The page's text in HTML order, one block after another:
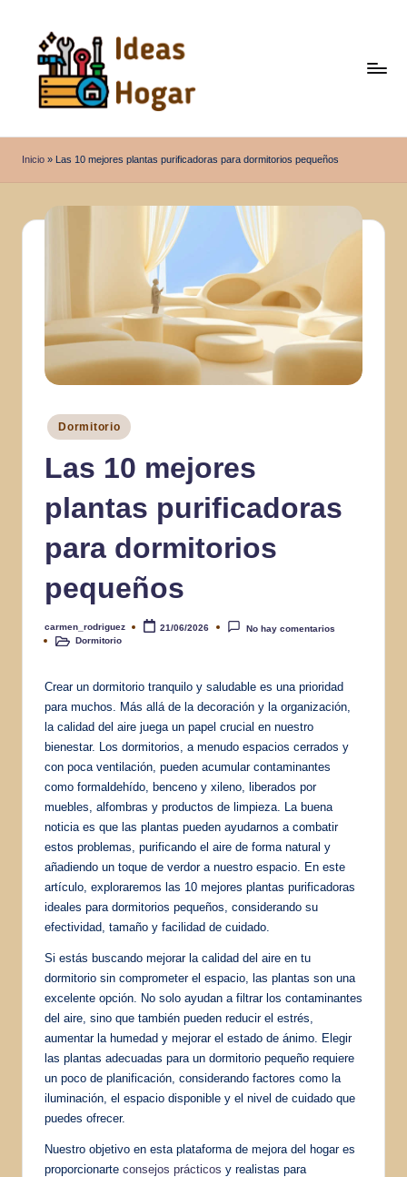
contenido
d
e
a
Inicio » Las 10 mejores plantas purificadoras para dormitorios pequeños
Publicado
en
Dormitorio
Las 10 mejores
plantas purificadoras
para dormitorios
pequeños
Publicado
por
carmen_rodriguez 21/06/2026
No hay comentarios
PublicadoDormitorio
Crear un dormitorio tranquilo y saludable es una prioridad
para muchos. Más allá de la decoración y la organización,
la calidad del aire juega un papel crucial en nuestro
bienestar. Los dormitorios, a menudo espacios cerrados y
con poca ventilación, pueden acumular contaminantes
como formaldehído, benceno y xileno, liberados por
muebles, alfombras y productos de limpieza. La buena
noticia es que las plantas pueden ayudarnos a combatir
estos problemas, purificando el aire de forma natural y
añadiendo un toque de verdor a nuestro espacio. En este
artículo, exploraremos las 10 mejores plantas purificadoras
ideales para dormitorios pequeños, considerando su
efectividad, tamaño y facilidad de cuidado.
Si estás buscando mejorar la calidad del aire en tu
dormitorio sin comprometer el espacio, las plantas son una
excelente opción. No solo ayudan a filtrar los contaminantes
del aire, sino que también pueden reducir el estrés,
aumentar la humedad y mejorar el estado de ánimo. Elegir
las plantas adecuadas para un dormitorio pequeño requiere
un poco de planificación, considerando factores como la
iluminación, el espacio disponible y el nivel de cuidado que
puedes ofrecer.
Nuestro objetivo en esta plataforma de mejora del hogar es
proporcionarte consejos prácticos y realistas para